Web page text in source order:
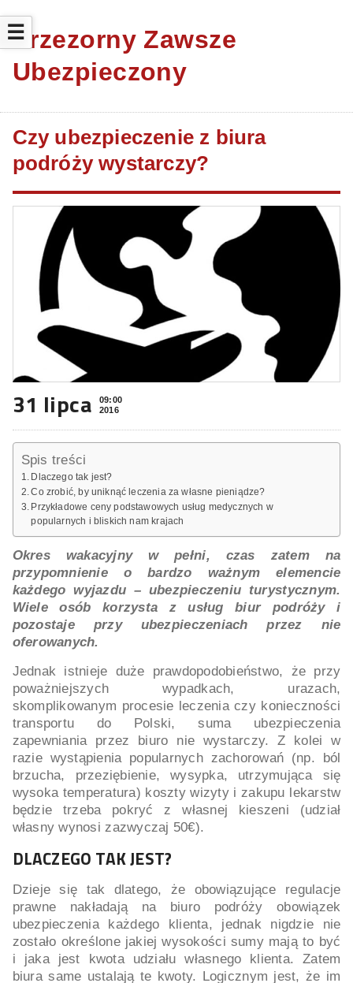
Przezorny Zawsze
Ubezpieczony
☰
Czy ubezpieczenie z biura
podróży wystarczy?
31 lipca
09:00
2016
Spis treści
Dlaczego tak jest?
Co zrobić, by uniknąć leczenia za własne pieniądze?
Przykładowe ceny podstawowych usług medycznych w
popularnych i bliskich nam krajach
Okres wakacyjny w pełni, czas zatem na
przypomnienie o bardzo ważnym elemencie
każdego wyjazdu – ubezpieczeniu turystycznym.
Wiele osób korzysta z usług biur podróży i
pozostaje przy ubezpieczeniach przez nie
oferowanych.
Jednak istnieje duże prawdopodobieństwo, że przy
poważniejszych wypadkach, urazach,
skomplikowanym procesie leczenia czy konieczności
transportu do Polski, suma ubezpieczenia
zapewniania przez biuro nie wystarczy. Z kolei w
razie wystąpienia popularnych zachorowań (np. ból
brzucha, przeziębienie, wysypka, utrzymująca się
wysoka temperatura) koszty wizyty i zakupu lekarstw
będzie trzeba pokryć z własnej kieszeni (udział
własny wynosi zazwyczaj 50€).
DLACZEGO TAK JEST?
Dzieje się tak dlatego, że obowiązujące regulacje
prawne nakładają na biuro podróży obowiązek
ubezpieczenia każdego klienta, jednak nigdzie nie
zostało określone jakiej wysokości sumy mają to być
i jaka jest kwota udziału własnego klienta. Zatem
biura same ustalają te kwoty. Logicznym jest, że im